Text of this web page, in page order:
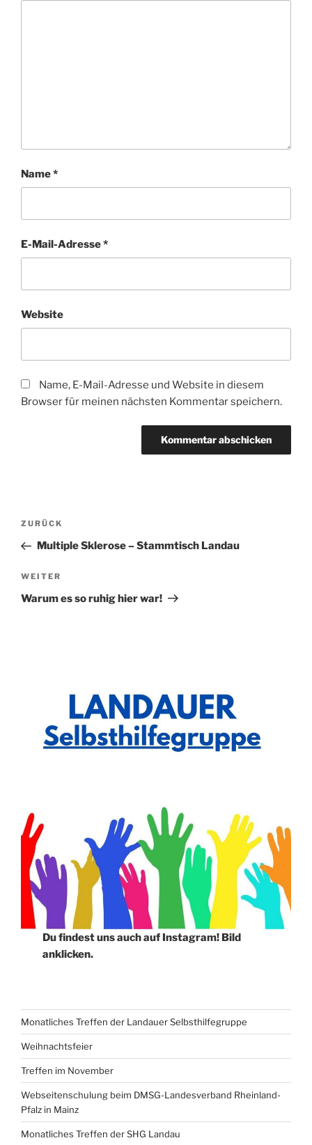
Name*
E-Mail-Adresse*
Website
Name, E-Mail-Adresse und Website in diesem
Browser für meinen nächsten Kommentar speichern.
Beitragsnavigation
Vorheriger
Beitrag
ZURÜCK
Multiple Sklerose – Stammtisch Landau
Nächster
Beitrag
WEITER
Warum es so ruhig hier war!
Du findest uns auch auf Instagram! Bild
anklicken.
Monatliches Treffen der Landauer Selbsthilfegruppe
Weihnachtsfeier
Treffen im November
Webseitenschulung beim DMSG-Landesverband Rheinland-
Pfalz in Mainz
Monatliches Treffen der SHG Landau